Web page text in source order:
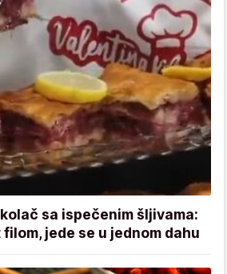
sa ispečenim šljivama:
jede se u jednom dahu